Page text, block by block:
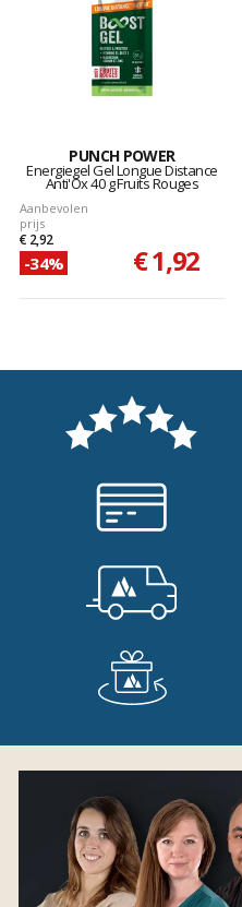
PUNCH POWER
Energiegel Gel Longue Distance
Anti'Ox 40 g Fruits Rouges
Aanbevolen
prijs
€ 2,92
-34% € 1,92